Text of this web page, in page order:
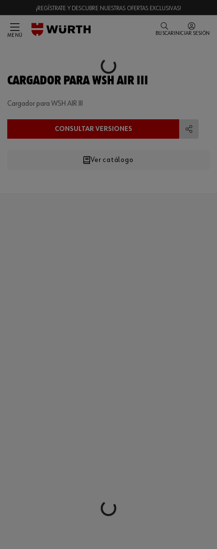
¡REGÍSTRATE Y DESCUBRE NUESTRAS OFERTAS EXCLUSIVAS!
MENÚ BUSCAR INICIAR SESIÓN
Loading...
CARGADOR PARA WSH AIR III
Cargador para WSH AIR III
CONSULTAR VERSIONES
Ver catálogo